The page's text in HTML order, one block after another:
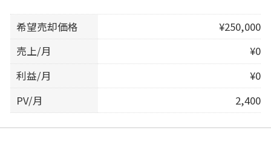
希望売却価格
¥250,000
売上/月
¥0
利益/月
¥0
PV/月
2,400